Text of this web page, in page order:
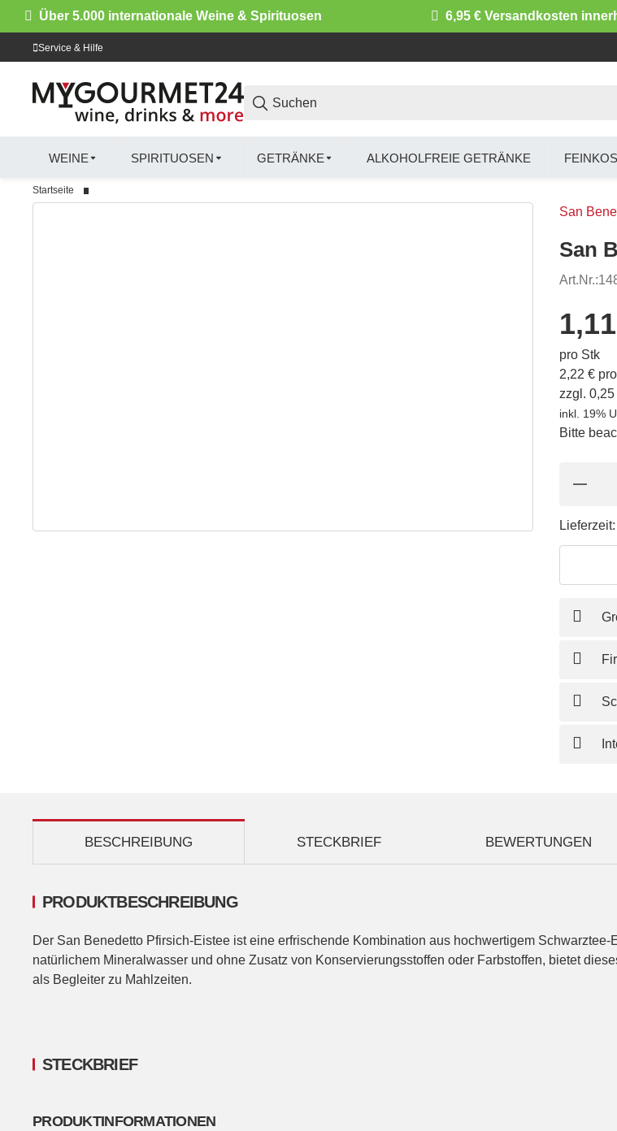
Über 5.000 internationale Weine & Spirituosen 6,95 € Versandkosten
Service & Hilfe
WEINE SPIRITUOSEN GETRÄNKE ALKOHOLFREIE GETRÄNKE
Startseite
San
San
Art.Nr.:
pro Stk
2,22 € pro
zzgl.
inkl. 19%
Bitte
Lieferzeit:
STECKBRIEF
BESCHREIBUNG BEWERTUNGEN
STECKBRIEF
PRODUKTINFORMATIONEN
PRODUKTBESCHREIBUNG
Der San Benedetto Pfirsich-Eistee ist eine erfrischende Kombination aus hochwertigem
natürlichem Mineralwasser und ohne Zusatz von Konservierungsstoffen oder Farbstoffen, bietet
als Begleiter zu Mahlzeiten.